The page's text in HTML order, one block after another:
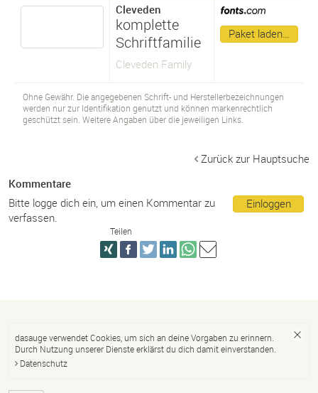
Cleveden
komplette
Schriftfamilie
Cleveden Family
Paket laden…
Ohne Gewähr. Die angegebenen Schrift- und Herstellerbezeichnungen
werden nur zur Identifikation genutzt und können markenrechtlich
geschützt sein. Weitere Angaben über die jeweiligen Links.
Zurück zur Hauptsuche
Kommentare
Einloggen
Bitte logge dich ein, um einen Kommentar zu
verfassen.
Teilen
dasauge verwendet Cookies, um sich an deine Vorgaben zu erinnern.
Durch Nutzung unserer Dienste erklärst du dich damit einverstanden.
Datenschutz